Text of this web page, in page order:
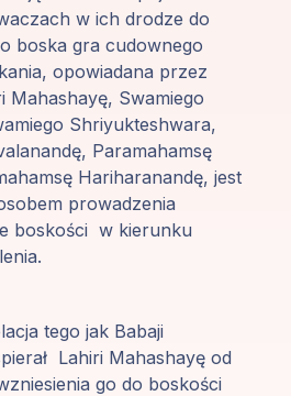
w ich drodze do
boska gra cudownego
opowiadana przez
Mahashayę, Swamiego
Shriyukteshwara,
Paramahamsę
Hariharanandę, jest
prowadzenia
boskości w kierunku
tego jak Babaji
Lahiri Mahashayę od
go do boskości